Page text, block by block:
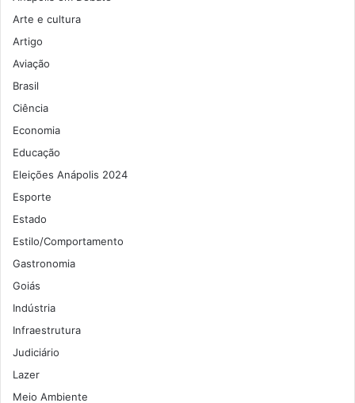
Arte e cultura
Artigo
Aviação
Brasil
Ciência
Economia
Educação
Eleições Anápolis 2024
Esporte
Estado
Estilo/Comportamento
Gastronomia
Goiás
Indústria
Infraestrutura
Judiciário
Lazer
Meio Ambiente